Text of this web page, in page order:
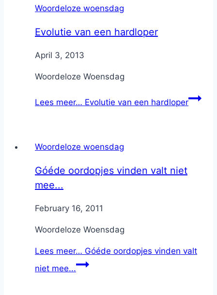
Woordeloze woensdag
Evolutie van een hardloper
ByNicole
April 3, 2013
Woordeloze Woensdag
Lees meer… Evolutie van een hardloper
Woordeloze woensdag
Góéde oordopjes vinden valt niet
mee...
ByNicole
February 16, 2011
Woordeloze Woensdag
Lees meer… Góéde oordopjes vinden valt
niet mee...